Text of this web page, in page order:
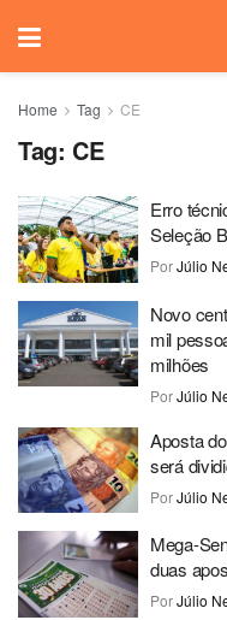
Home Tag CE
Tag: CE
Erro
Seleção
PorJúlio
Novo
mil
milhões
PorJúlio
Aposta
será
PorJúlio
Mega-
duas
PorJúlio